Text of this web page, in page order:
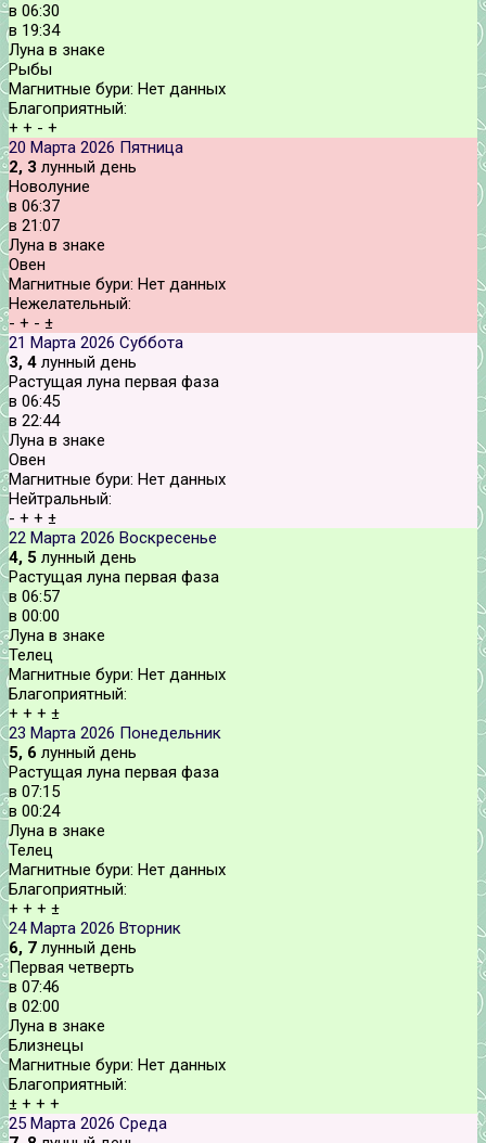
в 06:30
в 19:34
Луна в знаке
Рыбы
Магнитные бури: Нет данных
Благоприятный:
+ + - +
20 Марта 2026 Пятница
2, 3 лунный день
Новолуние
в 06:37
в 21:07
Луна в знаке
Овен
Магнитные бури: Нет данных
Нежелательный:
- + - ±
21 Марта 2026 Суббота
3, 4 лунный день
Растущая луна первая фаза
в 06:45
в 22:44
Луна в знаке
Овен
Магнитные бури: Нет данных
Нейтральный:
- + + ±
22 Марта 2026 Воскресенье
4, 5 лунный день
Растущая луна первая фаза
в 06:57
в 00:00
Луна в знаке
Телец
Магнитные бури: Нет данных
Благоприятный:
+ + + ±
23 Марта 2026 Понедельник
5, 6 лунный день
Растущая луна первая фаза
в 07:15
в 00:24
Луна в знаке
Телец
Магнитные бури: Нет данных
Благоприятный:
+ + + ±
24 Марта 2026 Вторник
6, 7 лунный день
Первая четверть
в 07:46
в 02:00
Луна в знаке
Близнецы
Магнитные бури: Нет данных
Благоприятный:
± + + +
25 Марта 2026 Среда